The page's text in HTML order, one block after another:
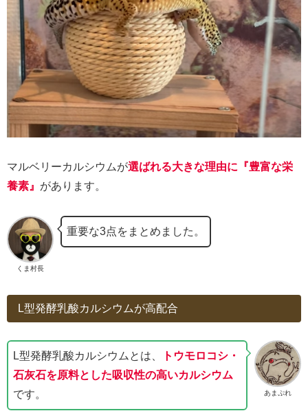
マルベリーカルシウムが選ばれる大きな理由に『豊富な栄
養素』 があります。
くま村長
重要な3点をまとめました。
L型発酵乳酸カルシウムが高配合
あまぷれ
L型発酵乳酸カルシウムとは、
トウモロコシ・
石灰石を原料とした吸収性の高いカルシウム
です。